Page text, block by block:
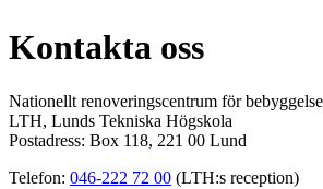
Kontakta oss
Nationellt renoveringscentrum för bebyggelse
LTH, Lunds Tekniska Högskola
Postadress: Box 118, 221 00 Lund
Telefon: 046-222 72 00 (LTH:s reception)